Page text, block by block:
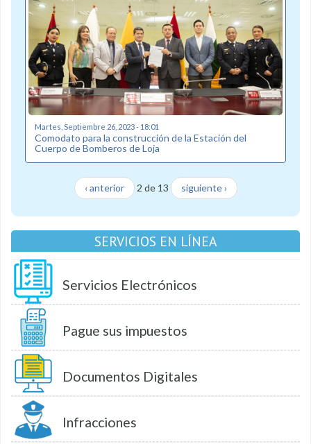
Martes, Septiembre 26, 2023 - 18:01
Comodato para la construcción de la Estación del
Cuerpo de Bomberos de Loja
‹ anterior 2 de 13 siguiente ›
SERVICIOS EN LÍNEA
Servicios Electrónicos
Pague sus impuestos
Documentos Digitales
Infracciones